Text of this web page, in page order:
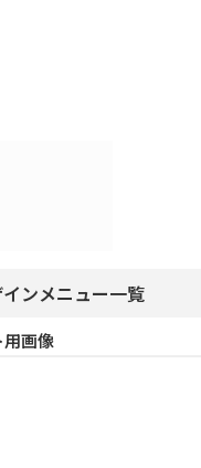
ンメニュー一覧
用画像